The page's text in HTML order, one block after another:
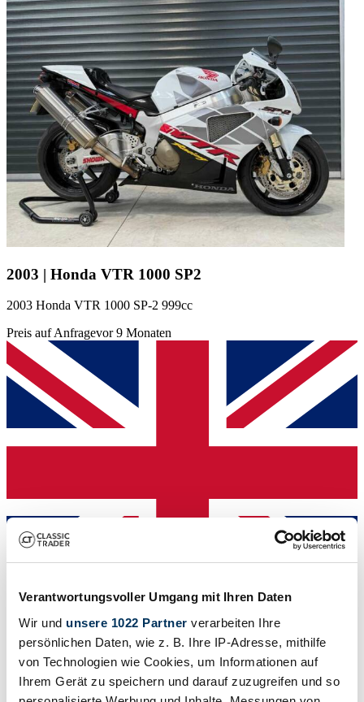
Verantwortungsvoller Umgang mit Ihren Daten
Wir und unsere 1022 Partner verarbeiten Ihre
persönlichen Daten, wie z. B. Ihre IP-Adresse, mithilfe
von Technologien wie Cookies, um Informationen auf
Ihrem Gerät zu speichern und darauf zuzugreifen und so
2003 | Honda VTR 1000 SP2
2003 Honda VTR 1000 SP-2 999cc
Preis auf Anfragevor 9 Monaten
Bauart
Sportmotorrad
Tachostand (abgelesen)
Leistung (kW/PS)